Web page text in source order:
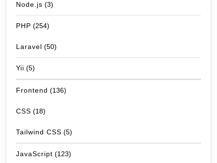
Node.js (3)
PHP (254)
Laravel (50)
Yii (5)
Frontend (136)
CSS (18)
Tailwind CSS (5)
JavaScript (123)